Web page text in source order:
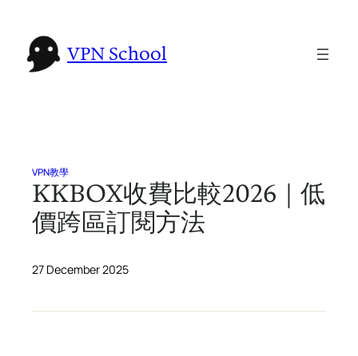
content
VPN School
VPN教學
KKBOX收費比較2026｜低
價跨區訂閱方法
27 December 2025